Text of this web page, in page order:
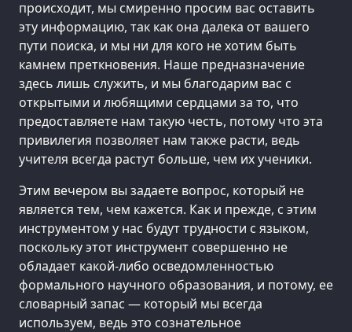
происходит, мы смиренно просим вас оставить
эту информацию, так как она далека от вашего
пути поиска, и мы ни для кого не хотим быть
камнем преткновения. Наше предназначение
здесь лишь служить, и мы благодарим вас с
открытыми и любящими сердцами за то, что
предоставляете нам такую честь, потому что эта
привилегия позволяет нам также расти, ведь
учителя всегда растут больше, чем их ученики.
Этим вечером вы задаете вопрос, который не
является тем, чем кажется. Как и прежде, с этим
инструментом у нас будут трудности с языком,
поскольку этот инструмент совершенно не
обладает какой-либо осведомленностью
формального научного образования, и потому, ее
словарный запас — который мы всегда
используем, ведь это сознательное